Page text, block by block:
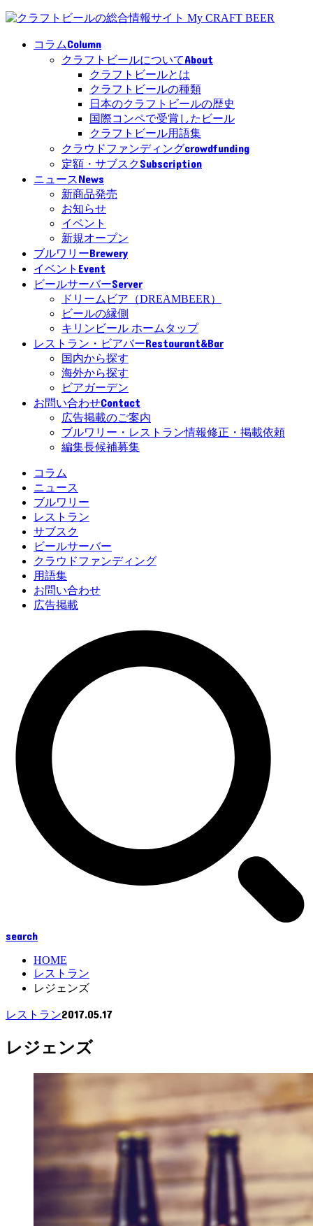
コラムColumn
クラフトビールについてAbout
クラフトビールとは
クラフトビールの種類
日本のクラフトビールの歴史
国際コンペで受賞したビール
クラフトビール用語集
クラウドファンディングcrowdfunding
定額・サブスクSubscription
ニュースNews
新商品発売
お知らせ
イベント
新規オープン
ブルワリーBrewery
イベント Event
ビールサーバーServer
ドリームビア（DREAMBEER）
ビールの縁側
キリンビール ホームタップ
レストラン・ビアバーRestaurant&Bar
国内から探す
海外から探す
ビアガーデン
お問い合わせContact
広告掲載のご案内
ブルワリー・レストラン情報修正・掲載依頼
編集長候補募集
コラム
ニュース
ブルワリー
レストラン
サブスク
ビールサーバー
クラウドファンディング
用語集
お問い合わせ
広告掲載
search
HOME
レストラン
レジェンズ
レストラン2017.05.17
レジェンズ